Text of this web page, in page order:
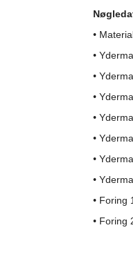
•
•
•
•
•
•
•
•
• Foring
• Foring